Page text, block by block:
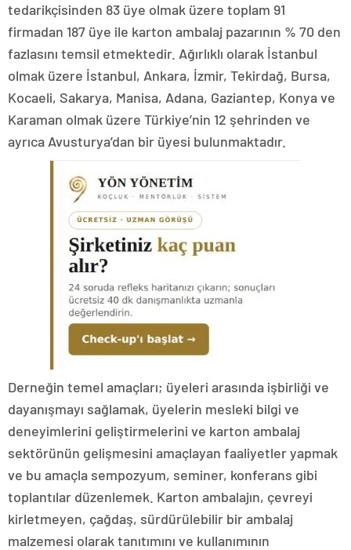
tedarikçisinden 83 üye olmak üzere toplam 91
firmadan 187 üye ile karton ambalaj pazarının % 70 den
fazlasını temsil etmektedir. Ağırlıklı olarak İstanbul
olmak üzere İstanbul, Ankara, İzmir, Tekirdağ, Bursa,
Kocaeli, Sakarya, Manisa, Adana, Gaziantep, Konya ve
Karaman olmak üzere Türkiye’nin 12 şehrinden ve
ayrıca Avusturya’dan bir üyesi bulunmaktadır.
Derneğin temel amaçları; üyeleri arasında işbirliği ve
dayanışmayı sağlamak, üyelerin mesleki bilgi ve
deneyimlerini geliştirmelerini ve karton ambalaj
sektörünün gelişmesini amaçlayan faaliyetler yapmak
ve bu amaçla sempozyum, seminer, konferans gibi
toplantılar düzenlemek. Karton ambalajın, çevreyi
kirletmeyen, çağdaş, sürdürülebilir bir ambalaj
malzemesi olarak tanıtımını ve kullanımının